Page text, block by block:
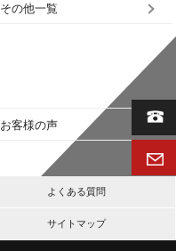
その他一覧
お客様の声
よくある質問
サイトマップ